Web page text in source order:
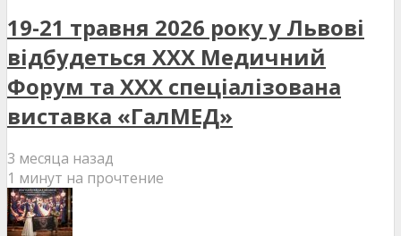
19-21 травня 2026 року у Львові
відбудеться XXX Медичний
Форум та XXX спеціалізована
виставка «ГалМЕД»
3 месяца назад
1 минут на прочтение